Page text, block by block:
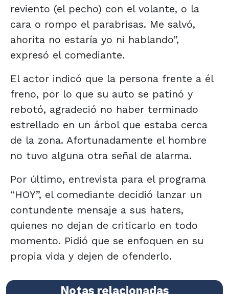
reviento (el pecho) con el volante, o la
cara o rompo el parabrisas. Me salvó,
ahorita no estaría yo ni hablando”,
expresó el comediante.
El actor indicó que la persona frente a él
freno, por lo que su auto se patinó y
rebotó, agradeció no haber terminado
estrellado en un árbol que estaba cerca
de la zona. Afortunadamente el hombre
no tuvo alguna otra señal de alarma.
Por último, entrevista para el programa
“HOY”, el comediante decidió lanzar un
contundente mensaje a sus haters,
quienes no dejan de criticarlo en todo
momento. Pidió que se enfoquen en su
propia vida y dejen de ofenderlo.
Notas relacionadas